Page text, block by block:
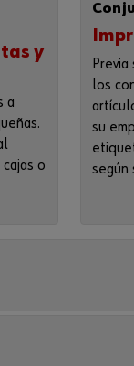
y
a
o
los
su
según